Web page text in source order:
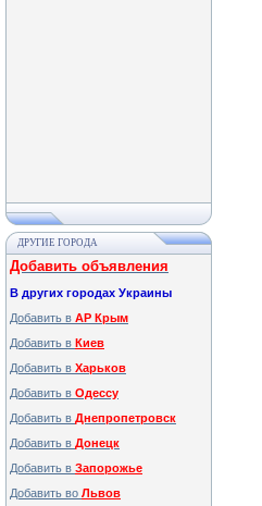
ДРУГИЕ ГОРОДА
Добавить объявления
В других городах Украины
Добавить в АР Крым
Добавить в Киев
Добавить в Харьков
Добавить в Одессу
Добавить в Днепропетровск
Добавить в Донецк
Добавить в Запорожье
Добавить во Львов